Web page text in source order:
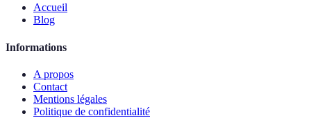
Accueil
Blog
Informations
A propos
Contact
Mentions légales
Politique de confidentialité